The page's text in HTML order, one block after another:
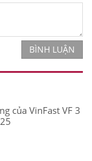
BÌNH LUẬN
của VinFast VF 3